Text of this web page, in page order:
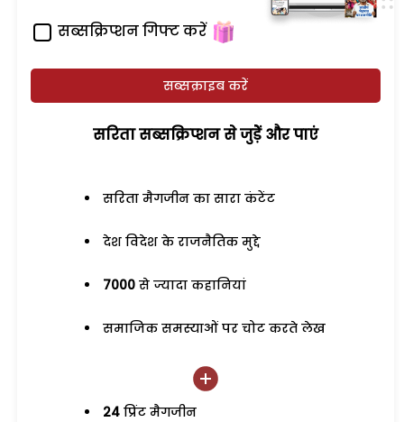
सब्सक्रिप्शन गिफ्ट करें
सब्सक्राइब करें
सरिता सब्सक्रिप्शन से जुड़ेें और पाएं
सरिता मैगजीन का सारा कंटेंट
देश विदेश के राजनैतिक मुद्दे
7000 से ज्यादा कहानियां
समाजिक समस्याओं पर चोट करते लेख
24 प्रिंट मैगजीन